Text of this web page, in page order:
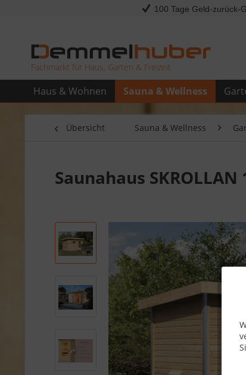
100 Tage Geld-zurück-
Fachmarkt für Haus, Garten & Freizeit
Haus & Wohnen Sauna & Wellness
Übersicht Sauna & Wellness
Saunahaus